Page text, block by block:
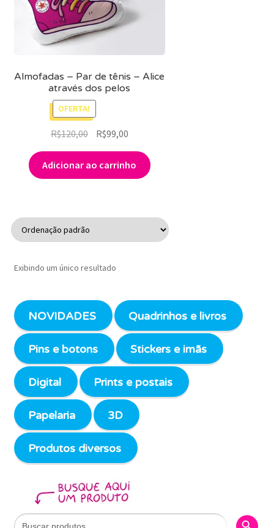
MINHA CONTA
CARRINHO
for:
Almofadas – Par de tênis – Alice
através dos pelos
OFERTA!
R$120,00
preço
original
era:
R$99,00O
preço
atual
é:
Adicionar ao carrinho
Exibindo um único resultado
NOVIDADES Quadrinhos e livros
Pins e botons Stickers e imãs
Digital Prints e postais
Papelaria 3D
Produtos diversos
Search
for:
Search